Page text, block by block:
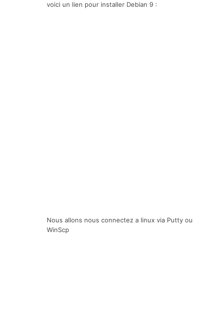
voici un lien pour installer Debian 9 :
Nous allons nous connectez a linux via Putty ou
WinScp